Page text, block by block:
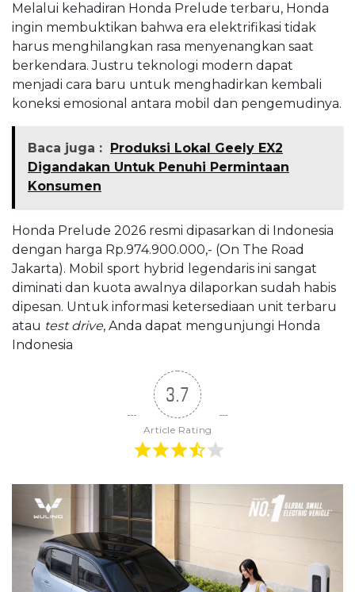
Melalui kehadiran Honda Prelude terbaru, Honda
ingin membuktikan bahwa era elektrifikasi tidak
harus menghilangkan rasa menyenangkan saat
berkendara. Justru teknologi modern dapat
menjadi cara baru untuk menghadirkan kembali
koneksi emosional antara mobil dan pengemudinya.
Baca juga :
Produksi Lokal Geely EX2
Digandakan Untuk Penuhi Permintaan
Konsumen
Honda Prelude 2026 resmi dipasarkan di Indonesia
dengan harga Rp.974.900.000,- (On The Road
Jakarta). Mobil sport hybrid legendaris ini sangat
diminati dan kuota awalnya dilaporkan sudah habis
dipesan. Untuk informasi ketersediaan unit terbaru
atau test drive, Anda dapat mengunjungi Honda
Indonesia
3.7
Article Rating